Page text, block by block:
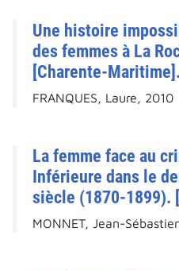
Une histoire
des femmes à La
[Charente-Maritime].
FRANQUES, Laure, 2010
La femme face au
Inférieure dans le
siècle (1870-1899).
MONNET, Jean-